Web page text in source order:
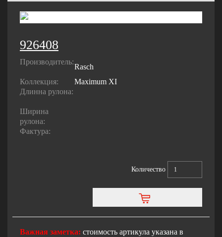
926408
Производитель:
Rasch
Коллекция:
Maximum XI
Длинна рулона:
Ширина
рулона:
Фактура:
Количество
Важная заметка: стоимость артикула указана в